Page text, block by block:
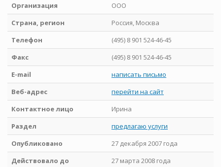
Организация
ООО
Страна, регион
Россия, Москва
Телефон
(495) 8 901 524-46-45
Факс
(495) 8 901 524-46-45
E-mail
написать письмо
Веб-адрес
перейти на сайт
Контактное лицо
Ирина
Раздел
предлагаю услуги
Опубликовано
27 декабря 2007 года
Действовало до
27 марта 2008 года